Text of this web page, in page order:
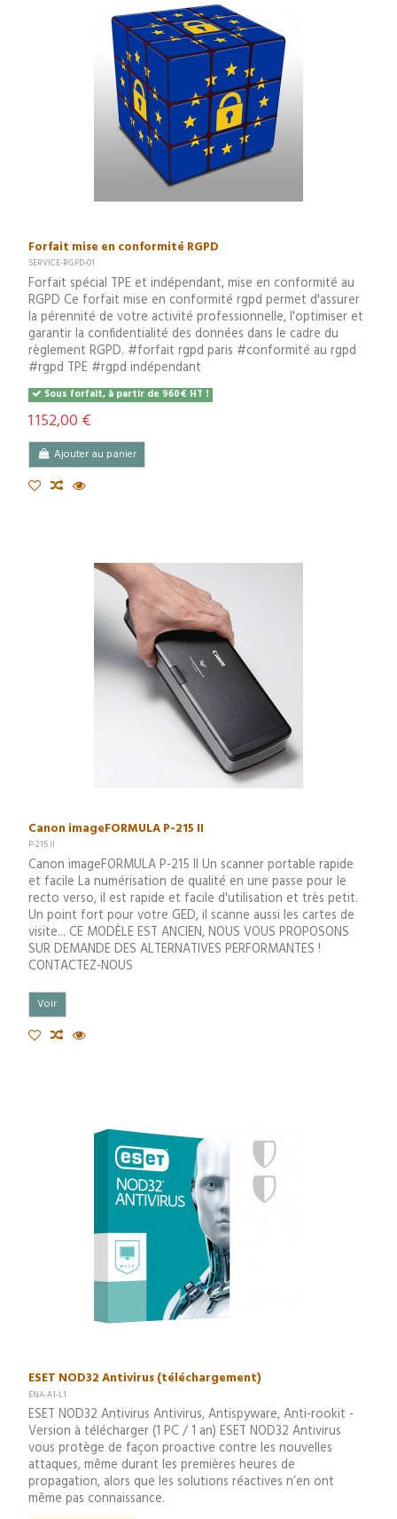
Forfait mise en conformité RGPD
SERVICE-RGPD-01
Forfait spécial TPE et indépendant, mise en conformité au
RGPD Ce forfait mise en conformité rgpd permet d'assurer
la pérennité de votre activité professionnelle, l'optimiser et
garantir la confidentialité des données dans le cadre du
règlement RGPD. #forfait rgpd paris #conformité au rgpd
#rgpd TPE #rgpd indépendant
Sous forfait, à partir de 960€ HT !
1 152,00 €
Ajouter au panier
Canon imageFORMULA P-215 II
P-215 II
Canon imageFORMULA P-215 II Un scanner portable rapide
et facile La numérisation de qualité en une passe pour le
recto verso, il est rapide et facile d'utilisation et très petit.
Un point fort pour votre GED, il scanne aussi les cartes de
visite... CE MODÈLE EST ANCIEN, NOUS VOUS PROPOSONS
SUR DEMANDE DES ALTERNATIVES PERFORMANTES !
CONTACTEZ-NOUS
Voir
ESET NOD32 Antivirus (téléchargement)
ENA-A1-L1
ESET NOD32 Antivirus Antivirus, Antispyware, Anti-rookit -
Version à télécharger (1 PC / 1 an) ESET NOD32 Antivirus
vous protège de façon proactive contre les nouvelles
attaques, même durant les premières heures de
propagation, alors que les solutions réactives n’en ont
même pas connaissance.